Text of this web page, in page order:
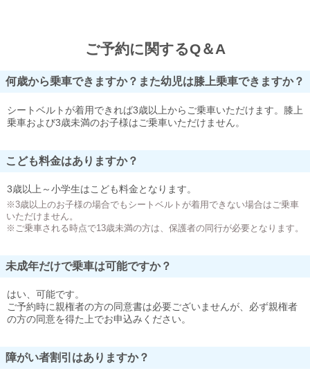
ご予約に関するQ＆A
何歳から乗車できますか？また幼児は膝上乗車できますか？
シートベルトが着用できれば3歳以上からご乗車いただけます。膝上
乗車および3歳未満のお子様はご乗車いただけません。
こども料金はありますか？
3歳以上～小学生はこども料金となります。
※3歳以上のお子様の場合でもシートベルトが着用できない場合はご乗車
いただけません。
※ご乗車される時点で13歳未満の方は、保護者の同行が必要となります。
未成年だけで乗車は可能ですか？
はい、可能です。
ご予約時に親権者の方の同意書は必要ございませんが、必ず親権者
の方の同意を得た上でお申込みください。
障がい者割引はありますか？